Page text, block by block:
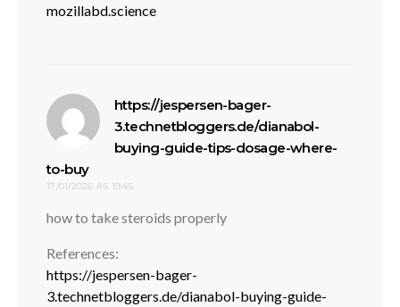
mozillabd.science
https://jespersen-bager-
3.technetbloggers.de/dianabol-
buying-guide-tips-dosage-where-
to-buydisse:
17/01/2026 ÀS 19:45
how to take steroids properly
References:
https://jespersen-bager-
3.technetbloggers.de/dianabol-buying-guide-